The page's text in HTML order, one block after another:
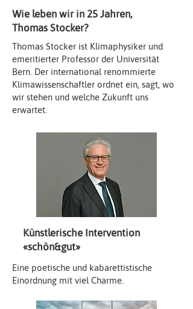
Wie leben wir in 25 Jahren,
Thomas Stocker?
Thomas Stocker ist Klimaphysiker und
emeritierter Professor der Universität
Bern. Der international renommierte
Klimawissenschaftler ordnet ein, sagt, wo
wir stehen und welche Zukunft uns
erwartet.
Künstlerische Intervention
«schön&gut»
Eine poetische und kabarettistische
Einordnung mit viel Charme.